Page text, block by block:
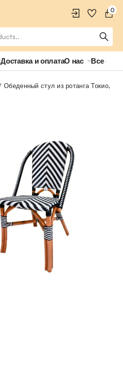
0
Доставка и оплатаО нас Все о
Обеденный стул из ротанга Токио,